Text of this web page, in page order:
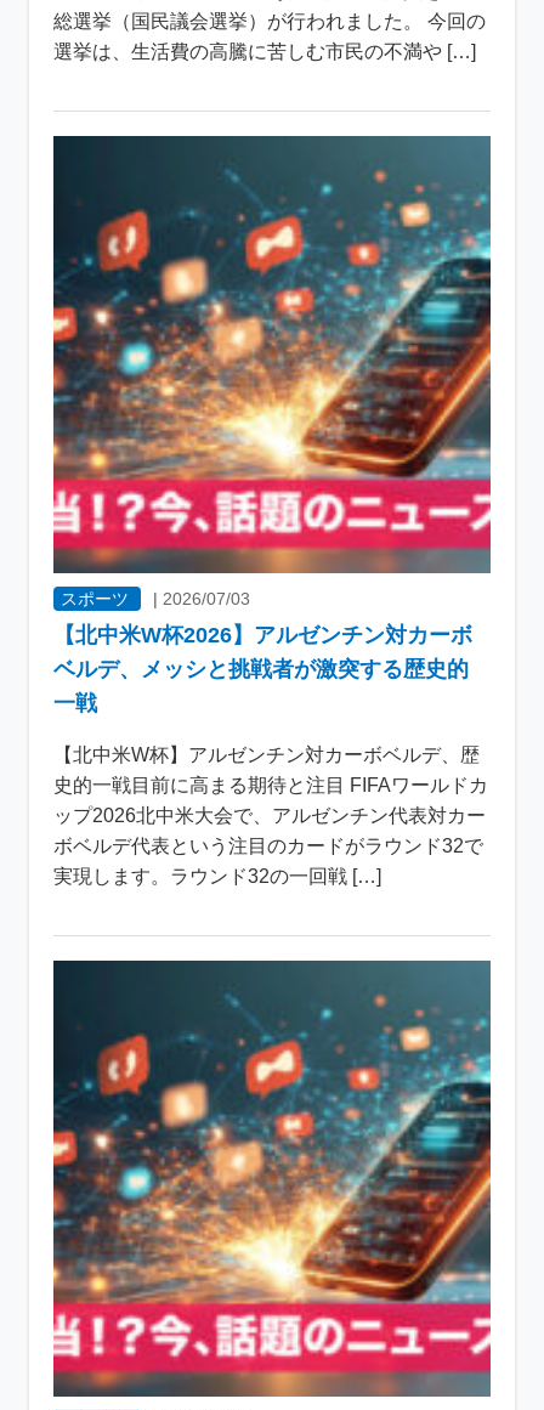
総選挙（国民議会選挙）が行われました。 今回の
選挙は、生活費の高騰に苦しむ市民の不満や […]
スポーツ | 2026/07/03
【北中米W杯2026】アルゼンチン対カーボ
ベルデ、メッシと挑戦者が激突する歴史的
一戦
【北中米W杯】アルゼンチン対カーボベルデ、歴
史的一戦目前に高まる期待と注目 FIFAワールドカ
ップ2026北中米大会で、アルゼンチン代表対カー
ボベルデ代表という注目のカードがラウンド32で
実現します。ラウンド32の一回戦 […]